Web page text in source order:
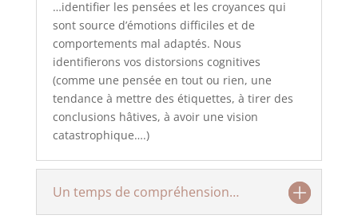
…identifier les pensées et les croyances qui
sont source d’émotions difficiles et de
comportements mal adaptés. Nous
identifierons vos distorsions cognitives
(comme une pensée en tout ou rien, une
tendance à mettre des étiquettes, à tirer des
conclusions hâtives, à avoir une vision
catastrophique….)
Un temps de compréhension…